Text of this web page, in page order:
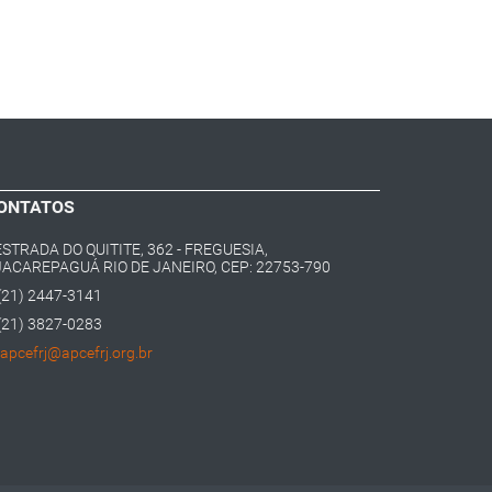
DO QUITITE, 362 - FREGUESIA,
RIO DE JANEIRO, CEP: 22753-790
2447-3141
3827-0283
apcefrj@apcefrj.org.br